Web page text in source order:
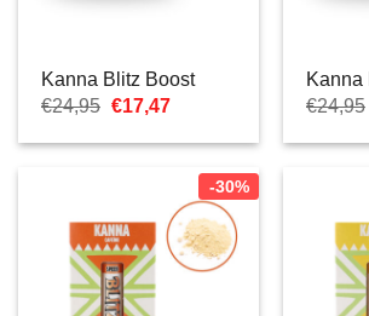
Kanna Blitz Boost
€24,95 Ursprünglicher
war:
€17,47Aktueller
ist:
Kanna
€24,95
-30%